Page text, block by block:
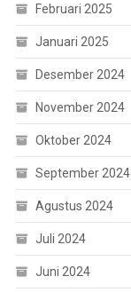
Februari 2025
Januari 2025
Desember 2024
November 2024
Oktober 2024
September 2024
Agustus 2024
Juli 2024
Juni 2024